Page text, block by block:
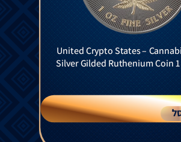
United Crypto States –
Silver Gilded Ruthenium Coin 1